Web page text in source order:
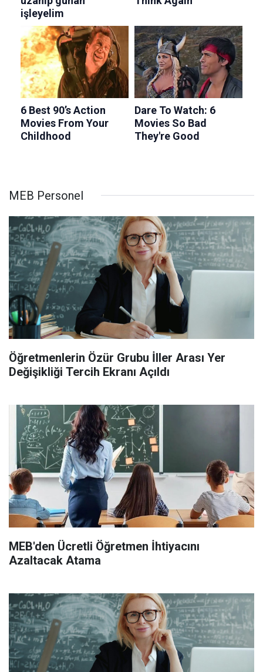
MEB Personel
Öğretmenlerin Özür Grubu İller Arası Yer
Değişikliği Tercih Ekranı Açıldı
MEB'den Ücretli Öğretmen İhtiyacını
Azaltacak Atama